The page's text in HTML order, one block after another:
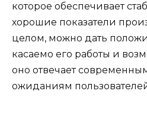
которое обеспечивает
хорошие показатели
целом, можно дать
касаемо его работы и
оно отвечает
ожиданиям